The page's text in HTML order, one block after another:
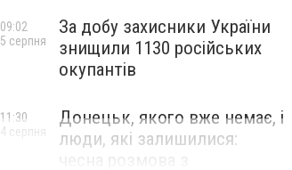
За добу захисники України
знищили 1130 російських
окупантів
09:02
5 серпня
Донецьк, якого вже немає, і
люди, які залишилися:
11:30
4 серпня